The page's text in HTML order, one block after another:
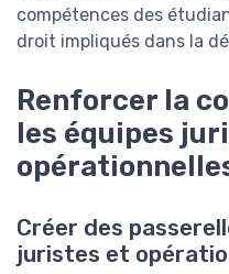
compétences des
droit impliqués dans la
Renforcer la
les équipes
Créer des
juristes et